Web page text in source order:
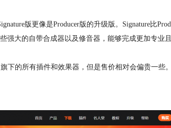
版更像是Producer版的升级版。Signature比
强大的自带合成器以及修音器，能够完成更加专业
下的所有插件和效果器，但是售价相对会偏贵一些